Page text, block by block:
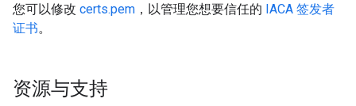
您可以修改 certs.pem ，以管理您想要信任的 IACA 签发者
证书。
资源与支持